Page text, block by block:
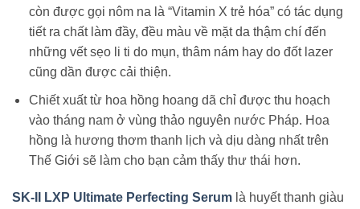
còn được gọi nôm na là “Vitamin X trẻ hóa” có tác dụng
tiết ra chất làm đầy, đều màu về mặt da thậm chí đến
những vết sẹo li ti do mụn, thâm nám hay do đốt lazer
cũng dần được cải thiện.
Chiết xuất từ hoa hồng hoang dã chỉ được thu hoạch
vào tháng nam ở vùng thảo nguyên nước Pháp. Hoa
hồng là hương thơm thanh lịch và dịu dàng nhất trên
Thế Giới sẽ làm cho bạn cảm thấy thư thái hơn.
SK-II LXP Ultimate Perfecting Serum là huyết thanh giàu